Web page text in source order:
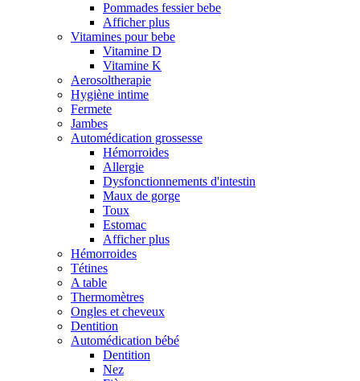
Pommades fessier bebe
Afficher plus
Vitamines pour bebe
Vitamine D
Vitamine K
Aerosoltherapie
Hygiène intime
Fermete
Jambes
Automédication grossesse
Hémorroides
Allergie
Dysfonctionnements d'intestin
Maux de gorge
Toux
Estomac
Afficher plus
Hémorroides
Tétines
A table
Thermomètres
Ongles et cheveux
Dentition
Automédication bébé
Dentition
Nez